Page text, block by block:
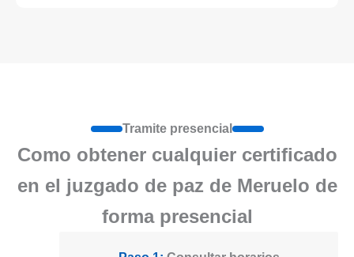
Tramite presencial
Como obtener cualquier certificado
en el juzgado de paz de Meruelo de
forma presencial